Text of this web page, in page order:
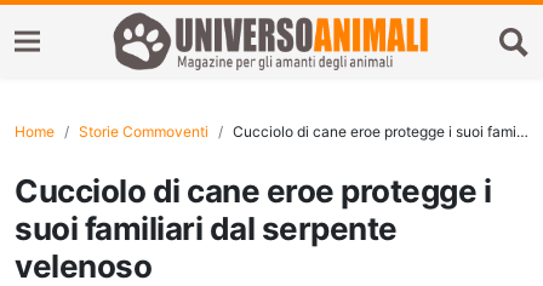
Home Storie Commoventi Cucciolo di cane eroe protegge i suoi familiari dal serpente velenoso
Cucciolo di cane eroe protegge i
suoi familiari dal serpente
velenoso